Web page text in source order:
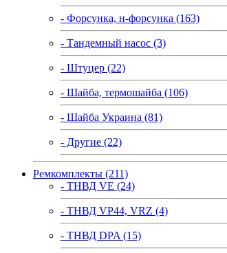
- Форсунка, н-форсунка (163)
- Тандемный насос (3)
- Штуцер (22)
- Шайба, термошайба (106)
- Шайба Украина (81)
- Другие (22)
Ремкомплекты (211)
- ТНВД VE (24)
- ТНВД VP44, VRZ (4)
- ТНВД DPA (15)